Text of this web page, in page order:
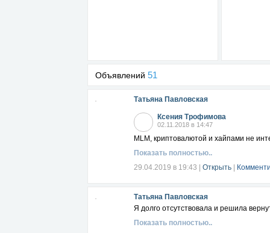
Объявлений 51
Татьяна Павловская
Ксения Трофимова
02.11.2018 в 14:47
MLM, криптовалютой и хайпами не
Показать полностью..
29.04.2019 в 19:43
Открыть
Татьяна Павловская
Я долго отсутствовала и решила
Показать полностью..